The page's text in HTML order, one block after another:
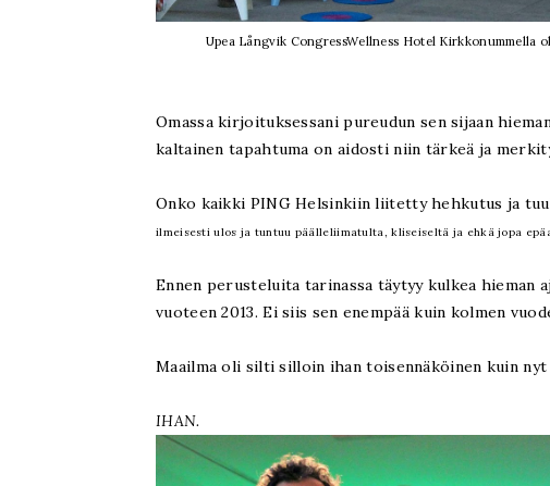
Upea Långvik CongressWellness Hotel
Omassa kirjoituksessani pureudun sen sijaan
kaltainen tapahtuma on aidosti niin tärkeä ja
Onko kaikki PING Helsinkiin liitetty hehkutus ja
ilmeisesti ulos ja tuntuu päälleliimatulta, kliseiseltä ja ehkä jopa
Ennen perusteluita tarinassa täytyy kulkea hieman
vuoteen 2013. Ei siis sen enempää kuin kolmen
Maailma oli silti silloin ihan toisennäköinen kuin
IHAN.